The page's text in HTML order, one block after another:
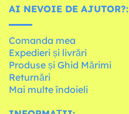
AI NEVOIE DE AJUTOR?:
Comanda mea
Expedieri și livrări
Produse și Ghid Mărimi
Returnări
Mai multe îndoieli